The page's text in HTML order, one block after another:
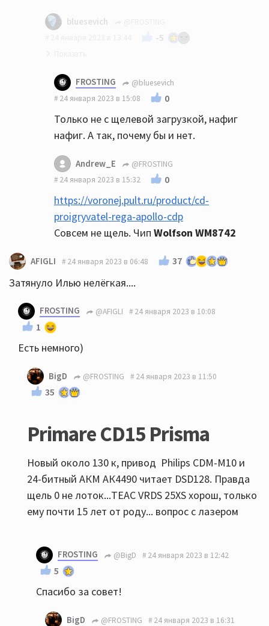
bluesevich
-5
Вот даже странно... В какой-то статье об
ЕСМ было упомянуто, что у них как раз
используются аппараты Примаре для
отслушивания результата.
FROSTING
@bluesevich
24 января 2023 в 15:08
0
Только не с щелевой загрузкой, нафиг
нафиг. А так, почему бы и нет.
Andrew_E
@FROSTING
24 января 2023 в 15:32
0
https://voronej.pult.ru/product/cd-
proigryvatel-rega-apollo-cdp
Совсем не щель. Чип Wolfson WM8742
AFIGLI 24 января 2023 в 06:48 37
Затянуло Илью нелёгкая....
FROSTING @AFIGLI 24 января 2023 в 10:08
1
Есть немного)
BigD @FROSTING 24 января 2023 в 11:50
35
Primare CD15 Prisma
Новый около 130 к, привод Philips CDM-M10 и
24-битный АКМ АК4490 читает DSD128. Правда
щель 0 не лоток...TEAC VRDS 25XS хорош, только
ему почти 15 лет от роду... вопрос с лазером
FROSTING @BigD 24 января 2023 в 12:42
5
Спасибо за совет!
BigD @FROSTING 24 января 2023 в 16:31